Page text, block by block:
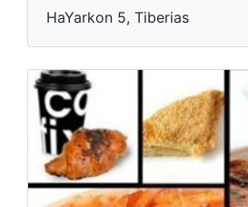
HaYarkon 5, Tiberias